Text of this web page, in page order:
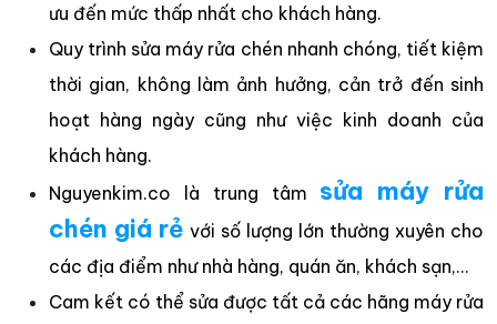
ưu đến mức thấp nhất cho khách hàng.
Quy trình sửa máy rửa chén nhanh chóng, tiết kiệm
thời gian, không làm ảnh hưởng, cản trở đến sinh
hoạt hàng ngày cũng như việc kinh doanh của
khách hàng.
Nguyenkim.co là trung tâm sửa máy rửa
chén giá rẻ với số lượng lớn thường xuyên cho
các địa điểm như nhà hàng, quán ăn, khách sạn,…
Cam kết có thể sửa được tất cả các hãng máy rửa